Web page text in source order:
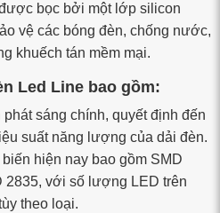
bọc bởi một lớp silicon
vệ các bóng đèn, chống nước,
khuếch tán mềm mại.
Led Line bao gồm:
phát sáng chính, quyết định đến
suất năng lượng của dải đèn.
hiện nay bao gồm SMD
2835, với số lượng LED trên
theo loại.